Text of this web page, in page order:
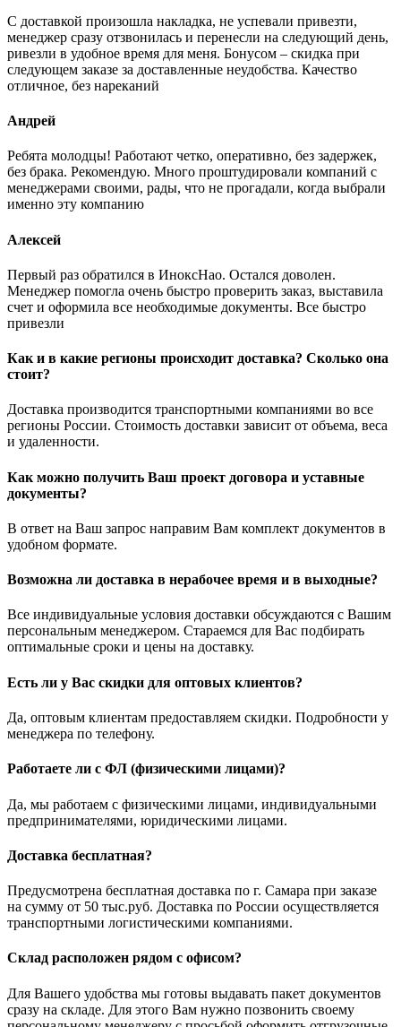
С доставкой произошла накладка, не успевали привезти,
менеджер сразу отзвонилась и перенесли на следующий день,
ривезли в удобное время для меня. Бонусом – скидка при
следующем заказе за доставленные неудобства. Качество
отличное, без нареканий
Андрей
Ребята молодцы! Работают четко, оперативно, без задержек,
без брака. Рекомендую. Много проштудировали компаний с
менеджерами своими, рады, что не прогадали, когда выбрали
именно эту компанию
Алексей
Первый раз обратился в ИноксНао. Остался доволен.
Менеджер помогла очень быстро проверить заказ, выставила
счет и оформила все необходимые документы. Все быстро
привезли
Как и в какие регионы происходит доставка? Сколько она
стоит?
Доставка производится транспортными компаниями во все
регионы России. Стоимость доставки зависит от объема, веса
и удаленности.
Как можно получить Ваш проект договора и уставные
документы?
В ответ на Ваш запрос направим Вам комплект документов в
удобном формате.
Возможна ли доставка в нерабочее время и в выходные?
Все индивидуальные условия доставки обсуждаются с Вашим
персональным менеджером. Стараемся для Вас подбирать
оптимальные сроки и цены на доставку.
Есть ли у Вас скидки для оптовых клиентов?
Да, оптовым клиентам предоставляем скидки. Подробности у
менеджера по телефону.
Работаете ли с ФЛ (физическими лицами)?
Да, мы работаем с физическими лицами, индивидуальными
предпринимателями, юридическими лицами.
Доставка бесплатная?
Предусмотрена бесплатная доставка по г. Самара при заказе
на сумму от 50 тыс.руб. Доставка по России осуществляется
транспортными логистическими компаниями.
Склад расположен рядом с офисом?
Для Вашего удобства мы готовы выдавать пакет документов
сразу на складе. Для этого Вам нужно позвонить своему